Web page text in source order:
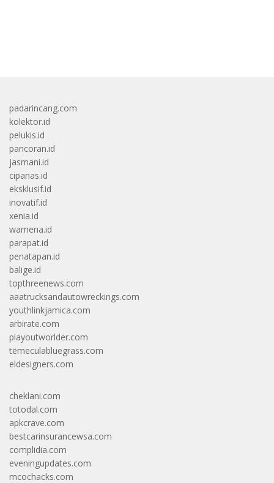
padarincang.com
kolektor.id
pelukis.id
pancoran.id
jasmani.id
cipanas.id
eksklusif.id
inovatif.id
xenia.id
wamena.id
parapat.id
penatapan.id
balige.id
topthreenews.com
aaatrucksandautowreckings.com
youthlinkjamica.com
arbirate.com
playoutworlder.com
temeculabluegrass.com
eldesigners.com
cheklani.com
totodal.com
apkcrave.com
bestcarinsurancewsa.com
complidia.com
eveningupdates.com
mcochacks.com